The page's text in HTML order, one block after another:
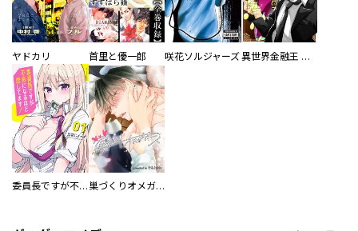
ヤドカリ 首里と優一郎 咲花ソルジャーズ 異世界金融王 ～クローネ・ゴルディオンの覇道～
委員長ですが不良になるほど恋してます！ 巣づくりオメガバース